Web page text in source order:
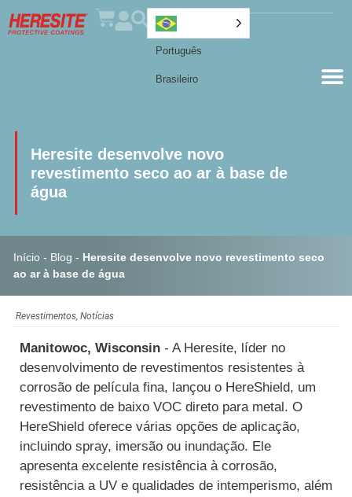
Português
Brasileiro
Heresite desenvolve novo
revestimento seco ao ar à base de
água
Início - Blog - Heresite desenvolve novo revestimento seco
ao ar à base de água
Revestimentos, Notícias
Manitowoc, Wisconsin - A Heresite, líder no
desenvolvimento de revestimentos resistentes à
corrosão de película fina, lançou o HereShield, um
revestimento de baixo VOC direto para metal. O
HereShield oferece várias opções de aplicação,
incluindo spray, imersão ou inundação. Ele
apresenta excelente resistência à corrosão,
resistência a UV e qualidades de intemperismo, além